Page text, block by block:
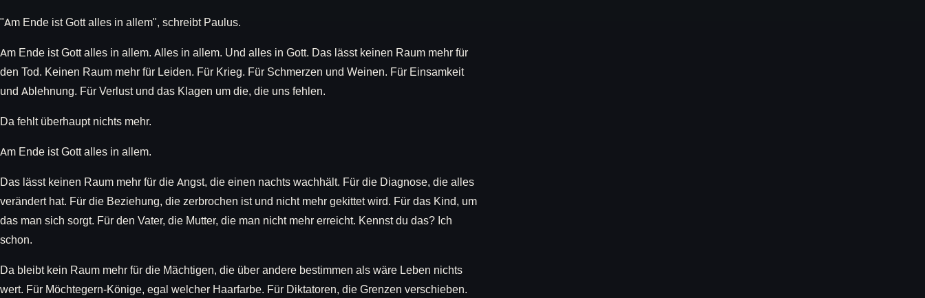
"Am Ende ist Gott alles in allem", schreibt Paulus.
Am Ende ist Gott alles in allem. Alles in allem. Und alles in Gott. Das lässt keinen Raum mehr für
den Tod. Keinen Raum mehr für Leiden. Für Krieg. Für Schmerzen und Weinen. Für Einsamkeit
und Ablehnung. Für Verlust und das Klagen um die, die uns fehlen.
Da fehlt überhaupt nichts mehr.
Am Ende ist Gott alles in allem.
Das lässt keinen Raum mehr für die Angst, die einen nachts wachhält. Für die Diagnose, die alles
verändert hat. Für die Beziehung, die zerbrochen ist und nicht mehr gekittet wird. Für das Kind, um
das man sich sorgt. Für den Vater, die Mutter, die man nicht mehr erreicht. Kennst du das? Ich
schon.
Da bleibt kein Raum mehr für die Mächtigen, die über andere bestimmen als wäre Leben nichts
wert. Für Möchtegern-Könige, egal welcher Haarfarbe. Für Diktatoren, die Grenzen verschieben.